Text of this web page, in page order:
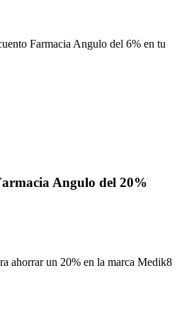
Farmacia Angulo del 6% en tu
Angulo del 20%
ahorrar un 20% en la marca Medik8